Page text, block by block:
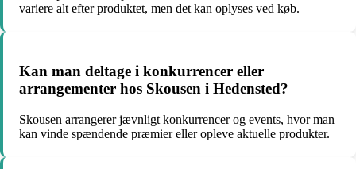
variere alt efter produktet, men det kan oplyses ved køb.
Kan man deltage i konkurrencer eller
arrangementer hos Skousen i Hedensted?
Skousen arrangerer jævnligt konkurrencer og events, hvor man
kan vinde spændende præmier eller opleve aktuelle produkter.